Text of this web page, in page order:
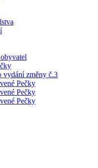
vydání změny č.3
Pečky
Pečky
Pečky